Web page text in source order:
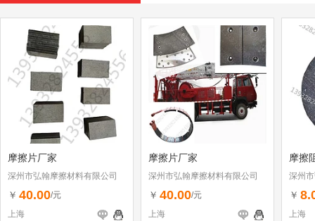
摩擦片厂家
深州市弘翰摩擦材料有限公司
￥ 40.00/元
上海
摩擦片厂家
深州市弘翰摩擦材料有限公司
￥ 40.00/元
上海
摩擦
深州
￥
上海